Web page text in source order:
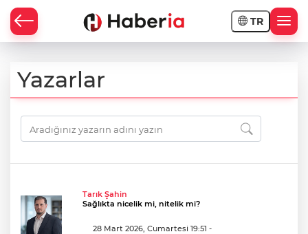
TR
Yazarlar
Tarık Şahin
Sağlıkta nicelik mi, nitelik mi?
28 Mart 2026, Cumartesi 19:51 -